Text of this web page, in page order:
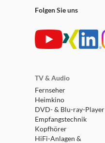
Folgen Sie uns
TV & Audio
Fernseher
Heimkino
DVD- & Blu-ray-Player
Empfangstechnik
Kopfhörer
HiFi-Anlagen &